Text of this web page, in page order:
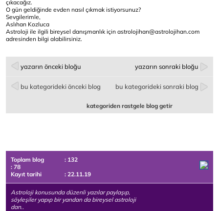
çıkacağız.
O gün geldiğinde evden nasıl çıkmak istiyorsunuz?
Sevgilerimle,
Aslıhan Kozluca
Astroloji ile ilgili bireysel danışmanlık için astrolojihan@astrolojihan.com
adresinden bilgi alabilirsiniz.
yazarın önceki bloğu yazarın sonraki bloğu
bu kategorideki önceki blog bu kategorideki sonraki blog
kategoriden rastgele blog getir
Toplam blog
: 132
: 78
Kayıt tarihi
: 22.11.19
Astroloji konusunda düzenli yazılar paylaşıp,
söyleşiler yapıp bir yandan da bireysel astroloji
dan..